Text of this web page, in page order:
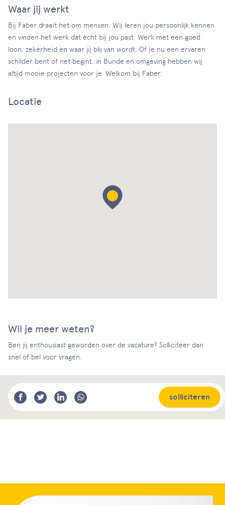
Waar jij werkt
Bij Faber draait het om mensen. Wij leren jou persoonlijk kennen
en vinden het werk dat écht bij jou past. Werk met een goed
loon, zekerheid en waar jij blij van wordt. Of je nu een ervaren
schilder bent of net begint, in Bunde en omgeving hebben wij
altijd mooie projecten voor je. Welkom bij Faber.
Locatie
Wil je meer weten?
Ben jij enthousiast geworden over de vacature? Solliciteer dan
snel of bel voor vragen.
solliciteren